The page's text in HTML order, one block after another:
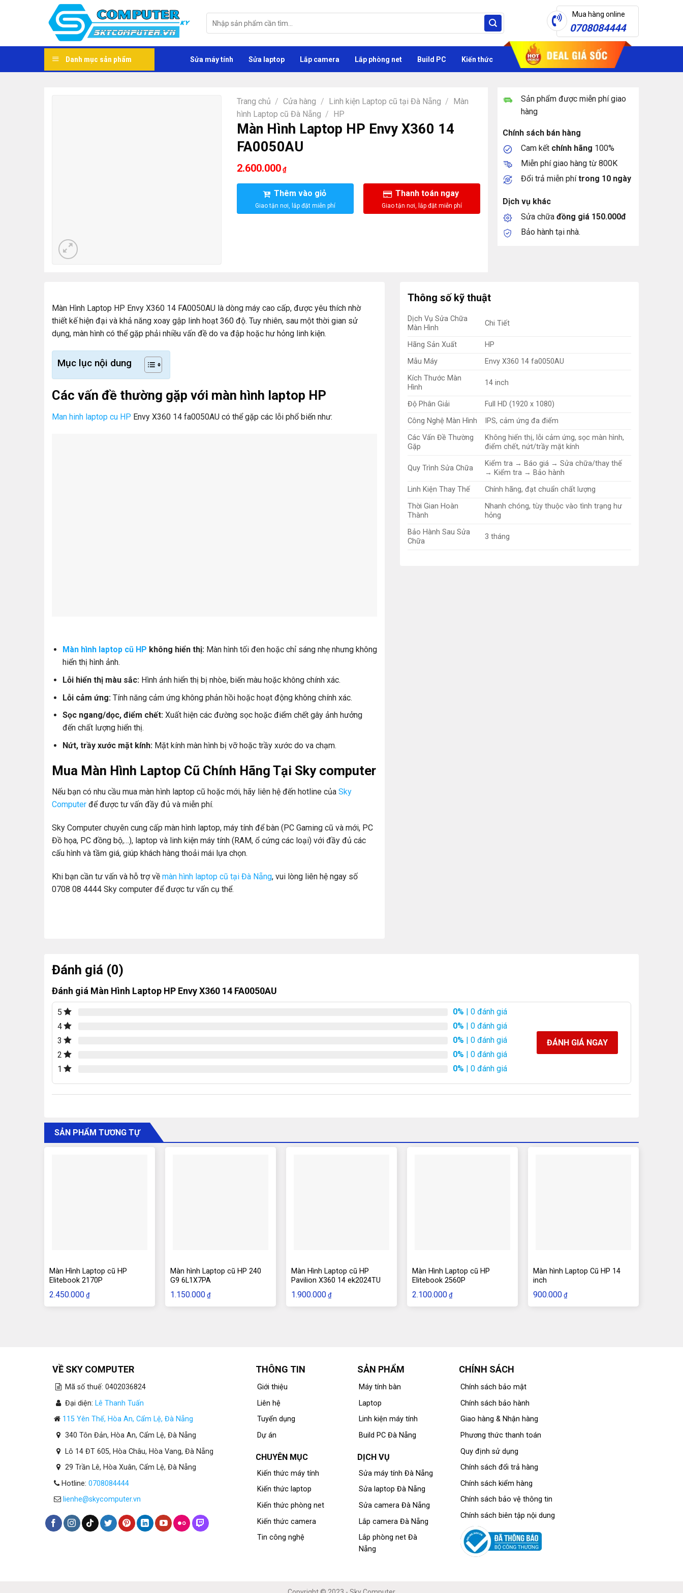
kiếm:
Mua hàng online
0708084444
Danh mục sản phẩm Sửa máy tính Sửa laptop Lắp camera Lắp phòng net Build PC Kiến thức
Trang chủ / Cửa hàng / Linh kiện Laptop cũ tại Đà Nẵng / Màn
hình Laptop cũ Đà Nẵng / HP
Màn Hình Laptop HP Envy X360 14
FA0050AU
2.600.000 ₫
Thêm vào giỏ Thanh toán ngay
Sản phẩm được miễn phí giao
hàng
Chính sách bán hàng
Cam kết chính hãng 100%
Miễn phí giao hàng từ 800K
Đổi trả miễn phítrong 10 ngày
Dịch vụ khác
Sửa chữađồng giá 150.000đ
Bảo hành tại nhà.
Màn Hình Laptop HP Envy X360 14 FA0050AU là dòng máy cao cấp, được yêu thích nhờ
thiết kế hiện đại và khả năng xoay gập linh hoạt 360 độ. Tuy nhiên, sau một thời gian sử
dụng, màn hình có thể gặp phải nhiều vấn đề do va đập hoặc hư hỏng linh kiện.
Mục lục nội dung
Các vấn đề thường gặp với màn hình laptop HP
Man hinh laptop cu HP Envy X360 14 fa0050AU có thể gặp các lỗi phổ biến như:
Màn hình laptop cũ HP không hiển thị:Màn hình tối đen hoặc chỉ sáng nhẹ nhưng không
hiển thị hình ảnh.
Lỗi hiển thị màu sắc:Hình ảnh hiển thị bị nhòe, biến màu hoặc không chính xác.
Lỗi cảm ứng:Tính năng cảm ứng không phản hồi hoặc hoạt động không chính xác.
Sọc ngang/dọc, điểm chết:Xuất hiện các đường sọc hoặc điểm chết gây ảnh hưởng
đến chất lượng hiển thị.
Nứt, trầy xước mặt kính:Mặt kính màn hình bị vỡ hoặc trầy xước do va chạm.
Mua Màn Hình Laptop Cũ Chính Hãng Tại Sky computer
Nếu bạn có nhu cầu mua màn hình laptop cũ hoặc mới, hãy liên hệ đến hotline của Sky
Computer để được tư vấn đầy đủ và miễn phí.
Sky Computer chuyên cung cấp màn hình laptop, máy tính để bàn (PC Gaming cũ và mới, PC
Đồ họa, PC đồng bộ,…), laptop và linh kiện máy tính (RAM, ổ cứng các loại) với đầy đủ các
cấu hình và tầm giá, giúp khách hàng thoải mái lựa chọn.
Khi bạn cần tư vấn và hỗ trợ về màn hình laptop cũ tại Đà Nẵng, vui lòng liên hệ ngay số
0708 08 4444 Sky computer để được tư vấn cụ thể.
Thông số kỹ thuật
Dịch Vụ Sửa Chữa
Màn Hình
Chi Tiết
Hãng Sản Xuất
HP
Mẫu Máy
Envy X360 14 fa0050AU
Kích Thước Màn
Hình
14 inch
Độ Phân Giải
Full HD (1920 x 1080)
Công Nghệ Màn Hình
IPS, cảm ứng đa điểm
Các Vấn Đề Thường
Gặp
Không hiển thị, lỗi cảm ứng, sọc màn hình,
điểm chết, nứt/trầy mặt kính
Quy Trình Sửa Chữa
Kiểm tra → Báo giá → Sửa chữa/thay thế
→ Kiểm tra → Bảo hành
Linh Kiện Thay Thế
Chính hãng, đạt chuẩn chất lượng
Thời Gian Hoàn
Thành
Nhanh chóng, tùy thuộc vào tình trạng hư
hỏng
Bảo Hành Sau Sửa
Chữa
3 tháng
Đánh giá (0)
Đánh giá Màn Hình Laptop HP Envy X360 14 FA0050AU
5 0% | 0 đánh giá
4
0% | 0 đánh giá
3
0% | 0 đánh giá
2
0% | 0 đánh giá
1
0% | 0 đánh giá
ĐÁNH GIÁ NGAY
SẢN PHẨM TƯƠNG TỰ
Màn Hình Laptop cũ HP
Elitebook 2170P
2.450.000 ₫
Màn hình Laptop cũ HP 240
G9 6L1X7PA
1.150.000 ₫
Màn Hình Laptop cũ HP
Pavilion X360 14 ek2024TU
1.900.000 ₫
Màn Hình Laptop cũ HP
Elitebook 2560P
2.100.000 ₫
Màn hình Laptop Cũ HP 14
inch
900.000 ₫
VỀ SKY COMPUTER
Mã số thuế: 0402036824
Đại diện: Lê Thanh Tuấn
115 Yên Thế, Hòa An, Cẩm Lệ, Đà Nẵng
340 Tôn Đản, Hòa An, Cẩm Lệ, Đà Nẵng
Lô 14 ĐT 605, Hòa Châu, Hòa Vang, Đà Nẵng
29 Trần Lê, Hòa Xuân, Cẩm Lệ, Đà Nẵng
Hotline: 0708084444
lienhe@skycomputer.vn
THÔNG TIN
Giới thiệu
Liên hệ
Tuyển dụng
Dự án
CHUYÊN MỤC
Kiến thức máy tính
Kiến thức laptop
Kiến thức phòng net
Kiến thức camera
Tin công nghệ
SẢN PHẨM
Máy tính bàn
Laptop
Linh kiện máy tính
Build PC Đà Nẵng
DỊCH VỤ
Sửa máy tính Đà Nẵng
Sửa laptop Đà Nẵng
Sửa camera Đà Nẵng
Lắp camera Đà Nẵng
Lắp phòng net Đà
Nẵng
CHÍNH SÁCH
Chính sách bảo mật
Chính sách bảo hành
Giao hàng & Nhận hàng
Phương thức thanh toán
Quy định sử dụng
Chính sách đổi trả hàng
Chính sách kiểm hàng
Chính sách bảo vệ thông tin
Chính sách biên tập nội dung